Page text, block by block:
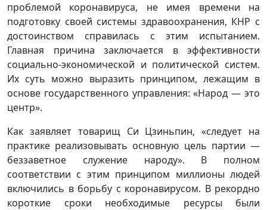
проблемой коронавируса, не имея времени на
подготовку своей системы здравоохранения, КНР с
достоинством справилась с этим испытанием.
Главная причина заключается в эффективности
социально-экономической и политической систем.
Их суть можно выразить принципом, лежащим в
основе государственного управления: «Народ — это
центр».
Как заявляет товарищ Си Цзиньпин, «следует на
практике реализовывать основную цель партии —
беззаветное служение народу». В полном
соответствии с этим принципом миллионы людей
включились в борьбу с коронавирусом. В рекордно
короткие сроки необходимые ресурсы были